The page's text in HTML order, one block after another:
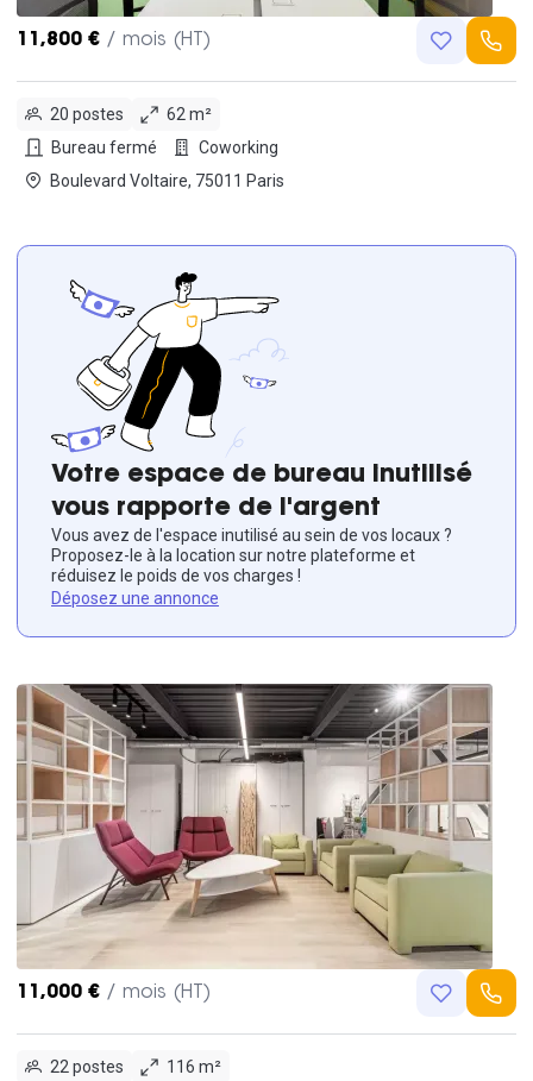
11,800 € / mois (HT)
20 postes
62 m²
Bureau fermé
Coworking
Boulevard Voltaire, 75011 Paris
Votre espace de bureau inutilisé
vous rapporte de l'argent
Vous avez de l'espace inutilisé au sein de vos locaux ?
Proposez-le à la location sur notre plateforme et
réduisez le poids de vos charges !
Déposez une annonce
11,000 € / mois (HT)
22 postes
116 m²